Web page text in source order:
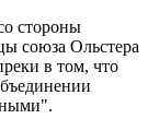
стороны
союза Ольстера
в том, что